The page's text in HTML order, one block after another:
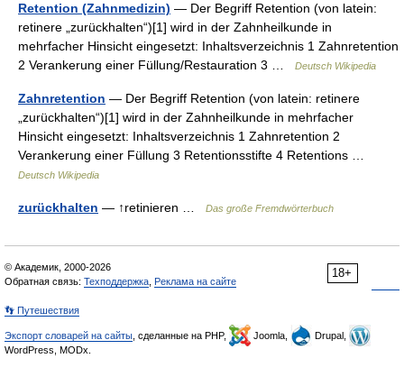
Retention (Zahnmedizin) — Der Begriff Retention (von latein:
retinere „zurückhalten“)[1] wird in der Zahnheilkunde in
mehrfacher Hinsicht eingesetzt: Inhaltsverzeichnis 1 Zahnretention
2 Verankerung einer Füllung/Restauration 3 …
Deutsch Wikipedia
Zahnretention — Der Begriff Retention (von latein: retinere
„zurückhalten“)[1] wird in der Zahnheilkunde in mehrfacher
Hinsicht eingesetzt: Inhaltsverzeichnis 1 Zahnretention 2
Verankerung einer Füllung 3 Retentionsstifte 4 Retentions …
Deutsch Wikipedia
zurückhalten — ↑retinieren … Das große Fremdwörterbuch
18+
© Академик, 2000-2026
Обратная связь: Техподдержка Реклама на сайте
👣 Путешествия
Экспорт словарей на сайты , сделанные на PHP, Joomla,
Drupal,
WordPress, MODx.